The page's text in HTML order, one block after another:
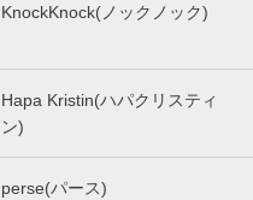
KnockKnock(ノックノック)
Hapa Kristin(ハパクリスティ
ン)
perse(パース)